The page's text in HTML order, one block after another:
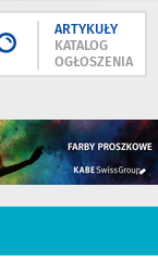
ARTYKUŁY
KATALOG
OGŁOSZENIA